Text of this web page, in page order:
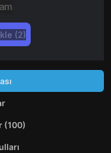
(2)
Değerlendirmeler (100)